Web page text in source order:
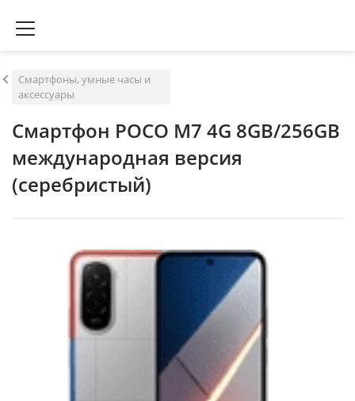
Смартфоны, умные часы и
аксессуары
Смартфон POCO M7 4G 8GB/256GB
международная версия
(серебристый)